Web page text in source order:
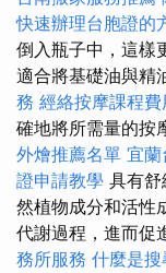
快速辦理台胞證的
倒入瓶子中，這樣
適合將基礎油與精
務 經絡按摩課程費
確地將所需量的按
外燴推薦名單 宜蘭
證申請教學 具有
然植物成分和活性
代謝過程，進而促
務所服務 什麼是搜